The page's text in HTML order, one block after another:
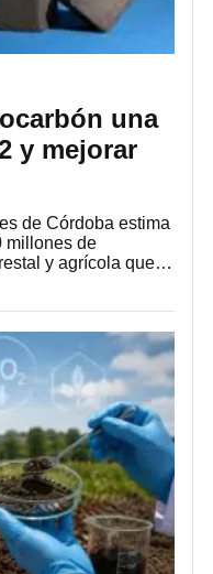
una
y mejorar
de Córdoba estima
millones de
y agrícola que…